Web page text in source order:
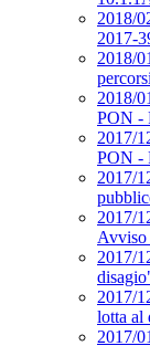
2018/
2017-
2018/
2018/
PON -
2017/
PON -
2017/
2017/
Avviso
2017/
2017/
lotta
2017/